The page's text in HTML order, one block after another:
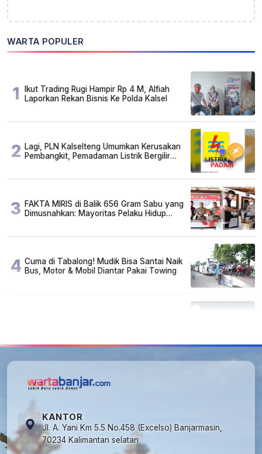
WARTA POPULER
1
Ikut Trading Rugi Hampir Rp 4 M, Alfiah
Laporkan Rekan Bisnis Ke Polda Kalsel
2 Lagi, PLN Kalselteng Umumkan Kerusakan
Pembangkit, Pemadaman Listrik Bergilir
3 FAKTA MIRIS di Balik 656 Gram Sabu yang
Dimusnahkan: Mayoritas Pelaku Hidup
4 Cuma di Tabalong! Mudik Bisa Santai Naik
Bus, Motor & Mobil Diantar Pakai Towing
KANTOR
Jl. A. Yani Km 5.5 No.458 (Excelso) Banjarmasin,
70234 Kalimantan selatan